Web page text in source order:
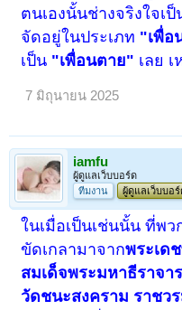
ตนเองนั้นช่างจริงใจเ
จัดอยู่ในประเภท "เพื่อ
เป็น "เพื่อนตาย" เลย
7 มิถุนายน 2025
iamfu
ผู้ดูแลเว็บบอร์ด
ทีมงาน
ผู้ดูแลเว็บบอ
ในเมื่อเป็นเช่นนั้น ที่พ
ขัดเกลามาจากพระเด
สมเด็จพระมหาธีราจา
วัดชนะสงคราม ราชว